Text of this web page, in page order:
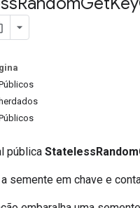
pública
a semente em chave e